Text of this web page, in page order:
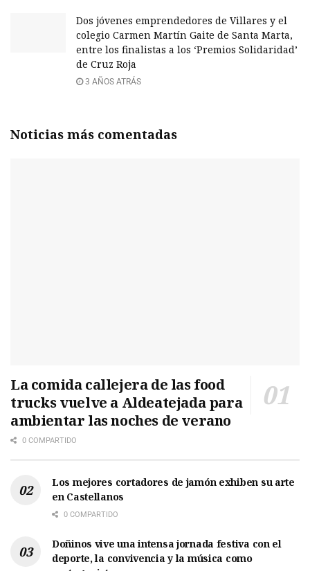
Dos jóvenes emprendedores de Villares y el
colegio Carmen Martín Gaite de Santa Marta,
entre los finalistas a los ‘Premios Solidaridad’
de Cruz Roja
3 AÑOS ATRÁS
Noticias más comentadas
La comida callejera de las food
trucks vuelve a Aldeatejada para
ambientar las noches de verano
0 COMPARTIDO
Los mejores cortadores de jamón exhiben su arte
en Castellanos
0 COMPARTIDO
Doñinos vive una intensa jornada festiva con el
deporte, la convivencia y la música como